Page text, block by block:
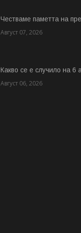
Честваме паметта на
Август 07, 2026
Какво се е случило на 6
Август 06, 2026